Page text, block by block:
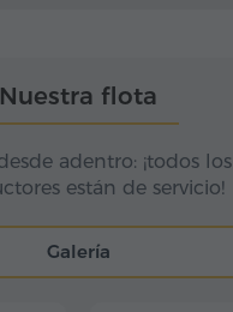
Nuestra flota
adentro: ¡todos los
están de servicio!
Galería